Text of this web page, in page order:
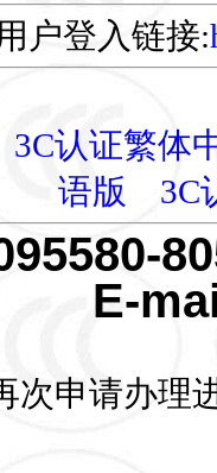
户登入链接:
3C认证繁体
语版
3C
E-
次申请办理